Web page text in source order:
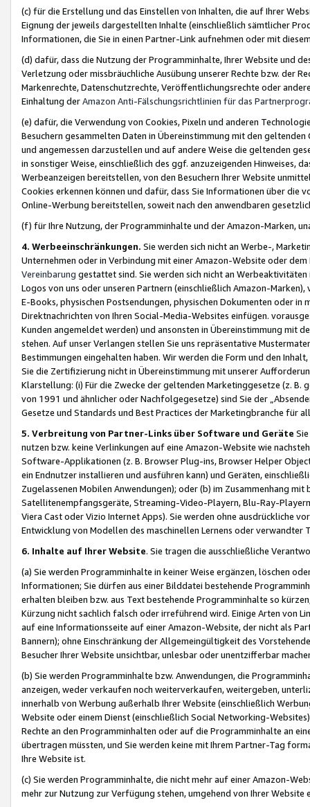
(c) für die Erstellung und das Einstellen von Inhalten, die auf Ihrer
Eignung der jeweils dargestellten Inhalte (einschließlich sämtlicher
Informationen, die Sie in einen Partner-Link aufnehmen oder mit
(d) dafür, dass die Nutzung der Programminhalte, Ihrer Website und
Verletzung oder missbräuchliche Ausübung unserer Rechte bzw. der
Markenrechte, Datenschutzrechte, Veröffentlichungsrechte oder
Einhaltung derAmazon Anti-Fälschungsrichtlinien für das
(e) dafür, die Verwendung von Cookies, Pixeln und anderen
Besuchern gesammelten Daten in Übereinstimmung mit den
und angemessen darzustellen und auf andere Weise die geltenden
in sonstiger Weise, einschließlich des ggf. anzuzeigenden Hinweises,
Werbeanzeigen bereitstellen, von den Besuchern Ihrer Website
Cookies erkennen können und dafür, dass Sie Informationen über die
Online-Werbung bereitstellen, soweit nach den anwendbaren
(f) für Ihre Nutzung, der Programminhalte und der Amazon-Marken,
4. Werbeeinschränkungen. Sie werden sich nicht an Werbe-,
Unternehmen oder in Verbindung mit einer Amazon-Website oder
Vereinbarung gestattet sind. Sie werden sich nicht an
Logos von uns oder unseren Partnern (einschließlich Amazon-
E-Books, physischen Postsendungen, physischen Dokumenten oder in
Direktnachrichten von Ihren Social-Media-Websites einfügen.
Kunden angemeldet werden) und ansonsten in Übereinstimmung mit
stehen. Auf unser Verlangen stellen Sie uns repräsentative
Bestimmungen eingehalten haben. Wir werden die Form und den
Sie die Zertifizierung nicht in Übereinstimmung mit unserer
Klarstellung: (i) Für die Zwecke der geltenden Marketinggesetze (z. B.
von 1991 und ähnlicher oder Nachfolgegesetze) sind Sie der
Gesetze und Standards und Best Practices der Marketingbranche für
5. Verbreitung von Partner-Links über Software und Geräte
nutzen bzw. keine Verlinkungen auf eine Amazon-Website wie
Software-Applikationen (z. B. Browser Plug-ins, Browser Helper
ein Endnutzer installieren und ausführen kann) und Geräten,
Zugelassenen Mobilen Anwendungen); oder (b) im Zusammenhang
Satellitenempfangsgeräte, Streaming-Video-Playern, Blu-Ray-
Viera Cast oder Vizio Internet Apps). Sie werden ohne ausdrückliche
Entwicklung von Modellen des maschinellen Lernens oder
6. Inhalte auf Ihrer Website. Sie tragen die ausschließliche
(a) Sie werden Programminhalte in keiner Weise ergänzen, löschen
Informationen; Sie dürfen aus einer Bilddatei bestehende
erhalten bleiben bzw. aus Text bestehende Programminhalte so
Kürzung nicht sachlich falsch oder irreführend wird. Einige Arten von
auf eine Informationsseite auf einer Amazon-Website, der nicht als
Bannern); ohne Einschränkung der Allgemeingültigkeit des
Besucher Ihrer Website unsichtbar, unlesbar oder unentzifferbar
(b) Sie werden Programminhalte bzw. Anwendungen, die
anzeigen, weder verkaufen noch weiterverkaufen, weitergeben,
innerhalb von Werbung außerhalb Ihrer Website (einschließlich
Website oder einem Dienst (einschließlich Social Networking-
Rechte an den Programminhalten oder auf die Programminhalte an
übertragen müssten, und Sie werden keine mit Ihrem Partner-Tag
Ihre Website ist.
(c) Sie werden Programminhalte, die nicht mehr auf einer Amazon-
mehr zur Nutzung zur Verfügung stehen, umgehend von Ihrer